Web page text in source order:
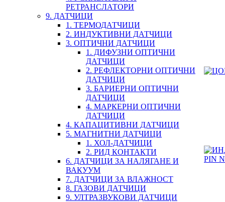
РЕТРАНСЛАТОРИ
9. ДАТЧИЦИ
1. ТЕРМОДАТЧИЦИ
2. ИНДУКТИВНИ ДАТЧИЦИ
3. ОПТИЧНИ ДАТЧИЦИ
1. ДИФУЗНИ ОПТИЧНИ
ДАТЧИЦИ
2. РЕФЛЕКТОРНИ ОПТИЧНИ
ДАТЧИЦИ
3. БАРИЕРНИ ОПТИЧНИ
ДАТЧИЦИ
4. МАРКЕРНИ ОПТИЧНИ
ДАТЧИЦИ
4. КАПАЦИТИВНИ ДАТЧИЦИ
5. МАГНИТНИ ДАТЧИЦИ
1. ХОЛ-ДАТЧИЦИ
2. РИД КОНТАКТИ
6. ДАТЧИЦИ ЗА НАЛЯГАНЕ И
ВАКУУМ
7. ДАТЧИЦИ ЗА ВЛАЖНОСТ
8. ГАЗОВИ ДАТЧИЦИ
9. УЛТРАЗВУКОВИ ДАТЧИЦИ